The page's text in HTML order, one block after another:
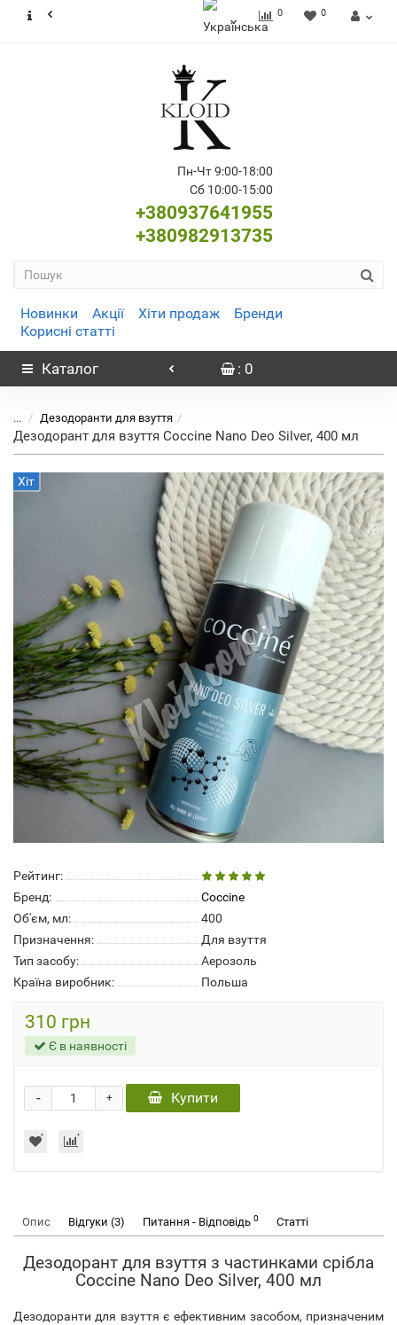
0 0
Пн-Чт 9:00-18:00
Сб 10:00-15:00
+380937641955
+380982913735
Новинки Акції Хіти продаж
Бренди
Корисні статті
Каталог : 0
... Дезодоранти для взуття
Дезодорант для взуття Coccine Nano Deo Silver, 400 мл
Хіт
Рейтинг:
Бренд:
Coccine
Об'єм, мл:
400
Призначення:
Для взуття
Тип засобу:
Аерозоль
Країна виробник:
Польша
310 грн
Є в наявності
+
- Купити
Опис Відгуки (3) Питання - Відповідь 0 Статті
Дезодорант для взуття з частинками срібла
Coccine Nano Deo Silver, 400 мл
Дезодоранти для взуття є ефективним засобом, призначеним